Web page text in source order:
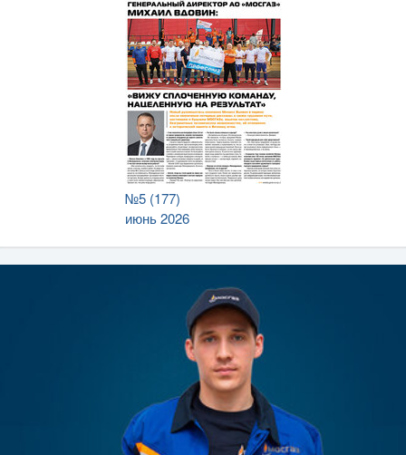
№5 (177)
июнь 2026